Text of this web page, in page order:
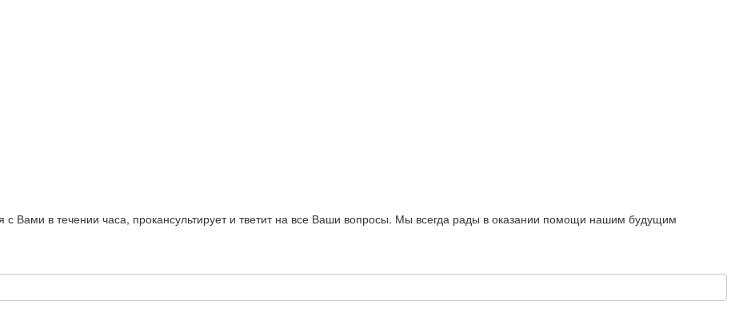
Вами в течении часа, прокансультирует и тветит на все Ваши вопросы. Мы всегда рады в оказании помощи нашим будущим